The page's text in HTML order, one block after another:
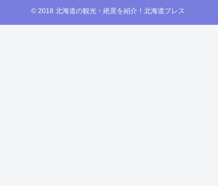
© 2018 北海道の観光・絶景を紹介！北海道プレス.